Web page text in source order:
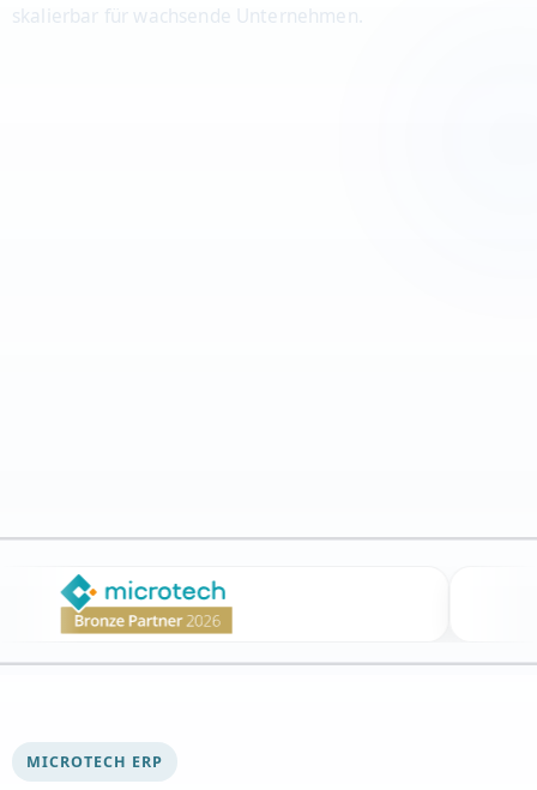
skalierbar für wachsende Unternehmen.
MICROTECH ERP